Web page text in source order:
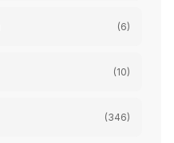
(6)
(10)
(346)